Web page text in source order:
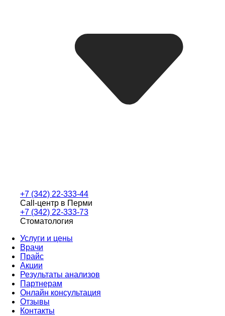
+7 (342) 22-333-44
Call-центр в Перми
+7 (342) 22-333-73
Стоматология
Услуги и цены
Врачи
Прайс
Акции
Результаты анализов
Партнерам
Онлайн консультация
Отзывы
Контакты